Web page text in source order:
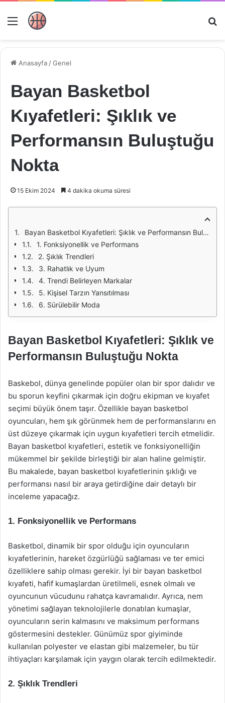
Menü
Anasayfa /Genel
Bayan Basketbol
Kıyafetleri: Şıklık ve
Performansın Buluştuğu
Nokta
15 Ekim 2024 4 dakika okuma süresi
Bayan Basketbol Kıyafetleri: Şıklık ve Performansın Buluştuğu Nokta
1. Fonksiyonellik ve Performans
2. Şıklık Trendleri
3. Rahatlık ve Uyum
4. Trendi Belirleyen Markalar
5. Kişisel Tarzın Yansıtılması
6. Sürülebilir Moda
Bayan Basketbol Kıyafetleri: Şıklık ve
Performansın Buluştuğu Nokta
Baskebol, dünya genelinde popüler olan bir spor dalıdır ve
bu sporun keyfini çıkarmak için doğru ekipman ve kıyafet
seçimi büyük önem taşır. Özellikle bayan basketbol
oyuncuları, hem şık görünmek hem de performanslarını en
üst düzeye çıkarmak için uygun kıyafetleri tercih etmelidir.
Bayan basketbol kıyafetleri, estetik ve fonksiyonelliğin
mükemmel bir şekilde birleştiği bir alan haline gelmiştir.
Bu makalede, bayan basketbol kıyafetlerinin şıklığı ve
performansı nasıl bir araya getirdiğine dair detaylı bir
inceleme yapacağız.
1. Fonksiyonellik ve Performans
Basketbol, dinamik bir spor olduğu için oyuncuların
kıyafetlerinin, hareket özgürlüğü sağlaması ve ter emici
özelliklere sahip olması gerekir. İyi bir bayan basketbol
kıyafeti, hafif kumaşlardan üretilmeli, esnek olmalı ve
oyuncunun vücudunu rahatça kavramalıdır. Ayrıca, nem
yönetimi sağlayan teknolojilerle donatılan kumaşlar,
oyuncuların serin kalmasını ve maksimum performans
göstermesini destekler. Günümüz spor giyiminde
kullanılan polyester ve elastan gibi malzemeler, bu tür
ihtiyaçları karşılamak için yaygın olarak tercih edilmektedir.
2. Şıklık Trendleri